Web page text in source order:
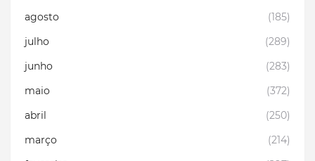
agosto
(185)
julho
(289)
junho
(283)
maio
(372)
abril
(250)
março
(214)